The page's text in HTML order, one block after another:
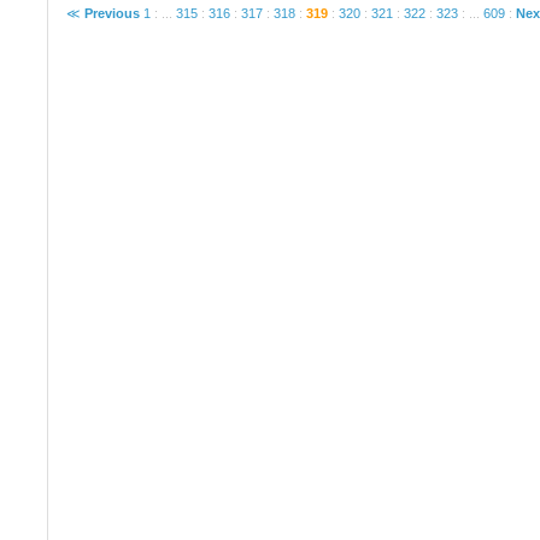
≪ Previous 1 : 315 : 316 : 317 : 318 : 319 : 320 : 321 : 322 : 323 : 609 :